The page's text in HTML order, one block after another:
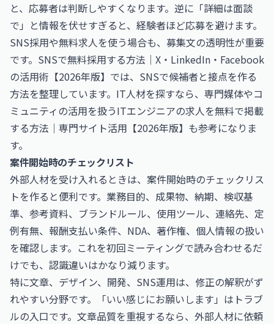
と、応募者は判断しやすくなります。逆に「詳細は面談
で」と情報を伏せすぎると、経験者ほど応募を避けます。
SNS採用や無料求人を使う場合も、募集文の透明性が重要
です。 SNSで無料採用する方法｜X・LinkedIn・Facebook
の活用術【2026年版】 では、SNSで候補者と接点を作る
方法を整理しています。IT人材を探すなら、専門媒体やコ
ミュニティの活用を扱うITエンジニアの求人を無料で掲載
する方法｜専門サイト活用【2026年版】 も参考になりま
す。
案件開始時のチェックリスト
外部人材を受け入れるときは、案件開始時のチェックリス
トを作ると便利です。業務目的、成果物、納期、検収基
準、参考資料、ブランドルール、使用ツール、連絡先、定
例有無、報酬支払い条件、NDA、著作権、個人情報の扱い
を確認します。これを初回ミーティングで読み合わせるだ
けでも、認識違いはかなり減ります。
特に文章、デザイン、開発、SNS運用は、修正の解釈がず
れやすい分野です。「いい感じにお願いします」はトラブ
ルの入口です。文章品質を重視するなら、外部人材に依頼